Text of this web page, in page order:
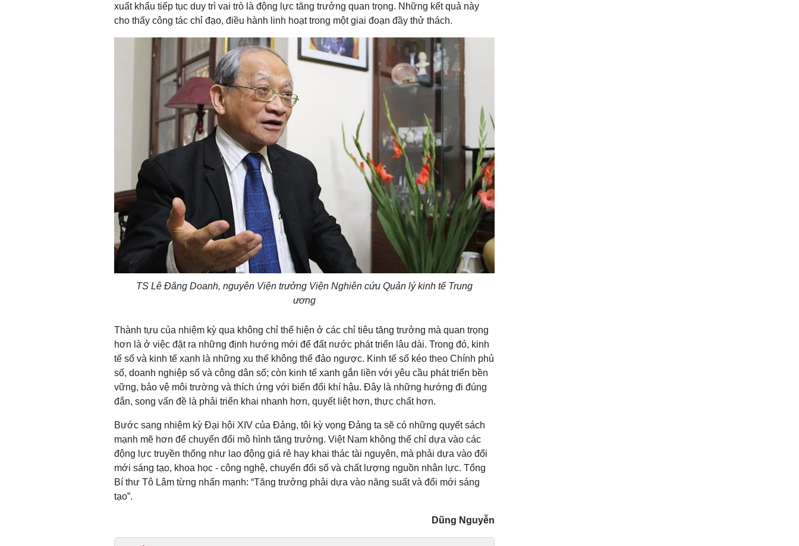
xuất khẩu tiếp tục duy trì vai trò là động lực tăng trưởng quan trọng. Những kết quả này
cho thấy công tác chỉ đạo, điều hành linh hoạt trong một giai đoạn đầy thử thách.
TS Lê Đăng Doanh, nguyên Viện trưởng Viện Nghiên cứu Quản lý kinh tế Trung
ương
Thành tựu của nhiệm kỳ qua không chỉ thể hiện ở các chỉ tiêu tăng trưởng mà quan trọng
hơn là ở việc đặt ra những định hướng mới để đất nước phát triển lâu dài. Trong đó, kinh
tế số và kinh tế xanh là những xu thế không thể đảo ngược. Kinh tế số kéo theo Chính phủ
số, doanh nghiệp số và công dân số; còn kinh tế xanh gắn liền với yêu cầu phát triển bền
vững, bảo vệ môi trường và thích ứng với biến đổi khí hậu. Đây là những hướng đi đúng
đắn, song vấn đề là phải triển khai nhanh hơn, quyết liệt hơn, thực chất hơn.
Bước sang nhiệm kỳ Đại hội XIV của Đảng, tôi kỳ vọng Đảng ta sẽ có những quyết sách
mạnh mẽ hơn để chuyển đổi mô hình tăng trưởng. Việt Nam không thể chỉ dựa vào các
động lực truyền thống như lao động giá rẻ hay khai thác tài nguyên, mà phải dựa vào đổi
mới sáng tạo, khoa học - công nghệ, chuyển đổi số và chất lượng nguồn nhân lực. Tổng
Bí thư Tô Lâm từng nhấn mạnh: “Tăng trưởng phải dựa vào năng suất và đổi mới sáng
tạo”.
Dũng Nguyễn